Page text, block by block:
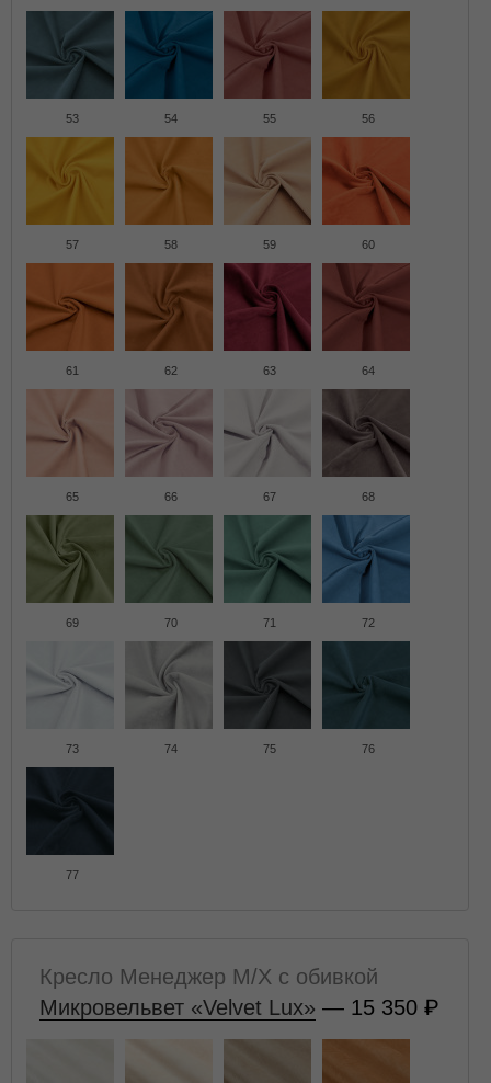
53 54 55 56
57 58 59 60
61 62 63 64
65 66 67 68
69 70 71 72
73 74 75 76
77
Кресло Менеджер M/X с обивкой
Микровельвет «Velvet Lux» — 15 350